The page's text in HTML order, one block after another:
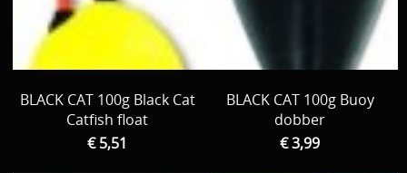
BLACK CAT 100g Black Cat
Catfish float
€ 5,51
BLACK CAT 100g Buoy
dobber
€ 3,99